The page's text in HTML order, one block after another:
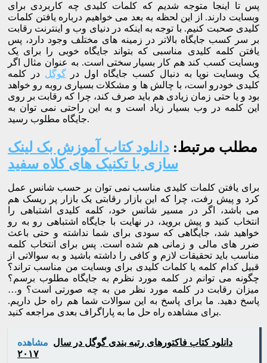
پس تا اینجا متوجه شدیم که کلمات کلیدی چه کاربردی برای
وبسایت دارند. از این لحظه به بعد می خواهیم درباره یافتن کلمات
کلیدی صحبت کنیم. با توجه به اینکه در دنیای وب و اینترنت رقابت
بر سر کسب جایگاه بالاتر در زمینه های مختلف وجود دارد، پس
یافتن کلمه کلیدی مناسبی که بتواند جایگاه خوبی را برای یک
وبسایت کسب کند هم کار بسیار سختی است. به عنوان مثال اگر
یک وبسایت نوپا به دنبال کسب جایگاه اول درگوگل در کلمه
کلیدی خودرو است، با چالش ها و مشکلات بسیاری روبه رو خواهد
بود و یا حتی زمان زیادی هم باید صرف کند، چرا که رقابت بر روی
این کلمه در وب بسیار زیاد است و به این راحتی نمی توان به
جایگاه مطلوب رسید.
مطلب مرتبط: دانلود کتاب آموزش بک لینک
سازی با تکنیک های کلاه سفید
برای یافتن کلمات کلیدی مناسب نمی توان بر حسب شانس عمل
کرد و پیش رفت، چرا که این بازار رقابتی یک بازار پر ریسک هم
می باشد، اگر در مسیر شانس خود، کلمه کلیدی اشتباهی را
انتخاب کنید و پیش بروید، در نهایت با جایگاه اشتباهی رو به رو
خواهید شد، جایگاهی که سودی برای شما نداشته و حتی باعث
ضرر های مالی و زمانی هم شده است. پس برای انتخاب کلمه
مناسب باید تحقیقات لازم و کافی را داشته باشید و به سوالاتی از
قبیل کدام کلمه یا کلمات کلیدی برای وبسایت من مناسب تراند؟
چگونه می توانم در کلمه مورد نظرم به جایگاه مطلوب برسم؟
میزان رقابت در کلمه مورد نظر من به چه صورتی است؟ و…
پاسخ دهید. ما برای پاسخ به این سوالات شما هم راه حل داریم.
برای مشاهده راه حل ما به پاراگراف بعدی مراجعه کنید.
مشاهده دانلود کتاب فاکتورهای رتبه بندی گوگل در سال
۲۰۱۷